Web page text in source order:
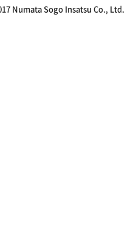
Numata Sogo Insatsu Co., Ltd.